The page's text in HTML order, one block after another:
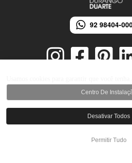
92 98404-
© 2026 Instituto Durango Duarte -
Desenvolvido por iMarketing
Centro De
Desativar Todos
Permitir Tudo